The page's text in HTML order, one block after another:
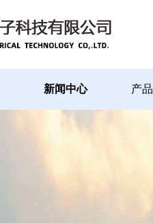
新闻中心 产